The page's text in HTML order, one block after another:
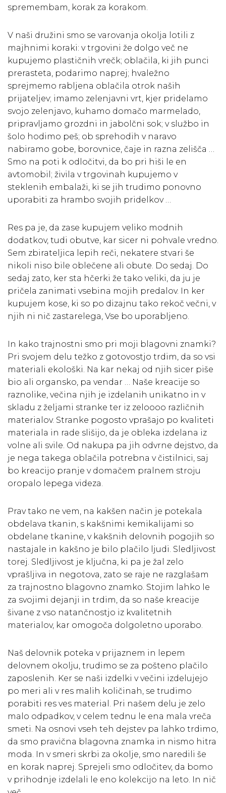
spremembam, korak za korakom.
V naši družini smo se varovanja okolja lotili z
majhnimi koraki: v trgovini že dolgo več ne
kupujemo plastičnih vrečk; oblačila, ki jih punci
prerasteta, podarimo naprej; hvaležno
sprejmemo rabljena oblačila otrok naših
prijateljev; imamo zelenjavni vrt, kjer pridelamo
svojo zelenjavo, kuhamo domačo marmelado,
pripravljamo grozdni in jabolčni sok; v službo in
šolo hodimo peš; ob sprehodih v naravo
nabiramo gobe, borovnice, čaje in razna zelišča …
Smo na poti k odločitvi, da bo pri hiši le en
avtomobil; živila v trgovinah kupujemo v
steklenih embalaži, ki se jih trudimo ponovno
uporabiti za hrambo svojih pridelkov …
Res pa je, da zase kupujem veliko modnih
dodatkov, tudi obutve, kar sicer ni pohvale vredno.
Sem zbirateljica lepih reči, nekatere stvari še
nikoli niso bile oblečene ali obute. Do sedaj. Do
sedaj zato, ker sta hčerki že tako veliki, da ju je
pričela zanimati vsebina mojih predalov. In ker
kupujem kose, ki so po dizajnu tako rekoč večni, v
njih ni nič zastarelega, Vse bo uporabljeno.
In kako trajnostni smo pri moji blagovni znamki?
Pri svojem delu težko z gotovostjo trdim, da so vsi
materiali ekološki. Na kar nekaj od njih sicer piše
bio ali organsko, pa vendar … Naše kreacije so
raznolike, večina njih je izdelanih unikatno in v
skladu z željami stranke ter iz zeloooo različnih
materialov. Stranke pogosto vprašajo po kvaliteti
materiala in rade slišijo, da je obleka izdelana iz
volne ali svile. Od nakupa pa jih odvrne dejstvo, da
je nega takega oblačila potrebna v čistilnici, saj
bo kreacijo pranje v domačem pralnem stroju
oropalo lepega videza.
Prav tako ne vem, na kakšen način je potekala
obdelava tkanin, s kakšnimi kemikalijami so
obdelane tkanine, v kakšnih delovnih pogojih so
nastajale in kakšno je bilo plačilo ljudi. Sledljivost
torej. Sledljivost je ključna, ki pa je žal zelo
vprašljiva in negotova, zato se raje ne razglašam
za trajnostno blagovno znamko. Stojim lahko le
za svojimi dejanji in trdim, da so naše kreacije
šivane z vso natančnostjo iz kvalitetnih
materialov, kar omogoča dolgoletno uporabo.
Naš delovnik poteka v prijaznem in lepem
delovnem okolju, trudimo se za pošteno plačilo
zaposlenih. Ker se naši izdelki v večini izdelujejo
po meri ali v res malih količinah, se trudimo
porabiti res ves material. Pri našem delu je zelo
malo odpadkov, v celem tednu le ena mala vreča
smeti. Na osnovi vseh teh dejstev pa lahko trdimo,
da smo pravična blagovna znamka in nismo hitra
moda. In v smeri skrbi za okolje, smo naredili še
en korak naprej. Sprejeli smo odločitev, da bomo
v prihodnje izdelali le eno kolekcijo na leto. In nič